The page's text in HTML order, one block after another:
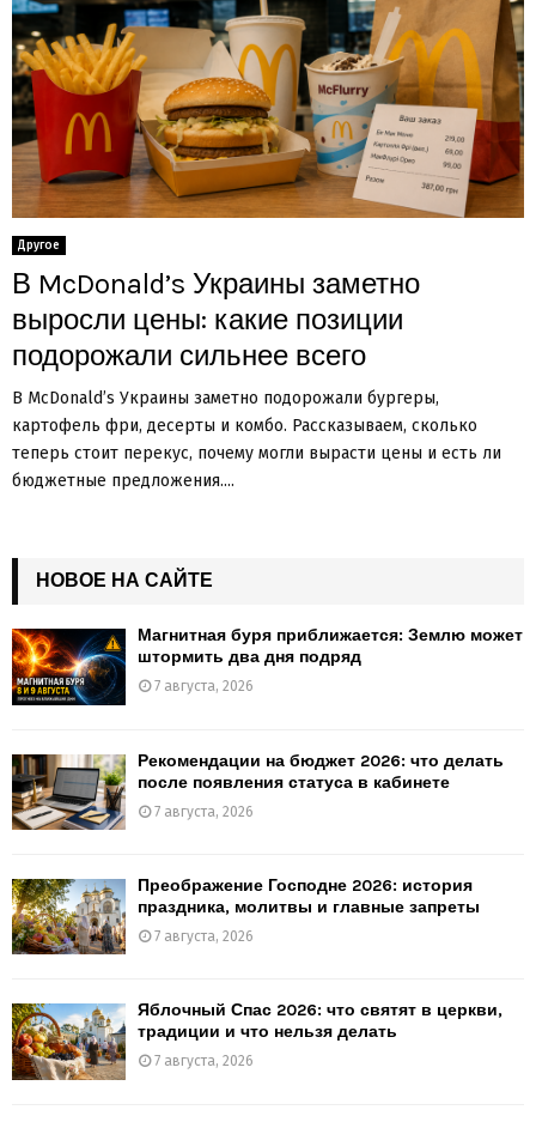
Другое
В McDonald’s Украины заметно
выросли цены: какие позиции
подорожали сильнее всего
В McDonald’s Украины заметно подорожали бургеры,
картофель фри, десерты и комбо. Рассказываем, сколько
теперь стоит перекус, почему могли вырасти цены и есть ли
бюджетные предложения....
НОВОЕ НА САЙТЕ
Магнитная буря приближается: Землю может
штормить два дня подряд
7 августа, 2026
Рекомендации на бюджет 2026: что делать
после появления статуса в кабинете
7 августа, 2026
Преображение Господне 2026: история
праздника, молитвы и главные запреты
7 августа, 2026
Яблочный Спас 2026: что святят в церкви,
традиции и что нельзя делать
7 августа, 2026